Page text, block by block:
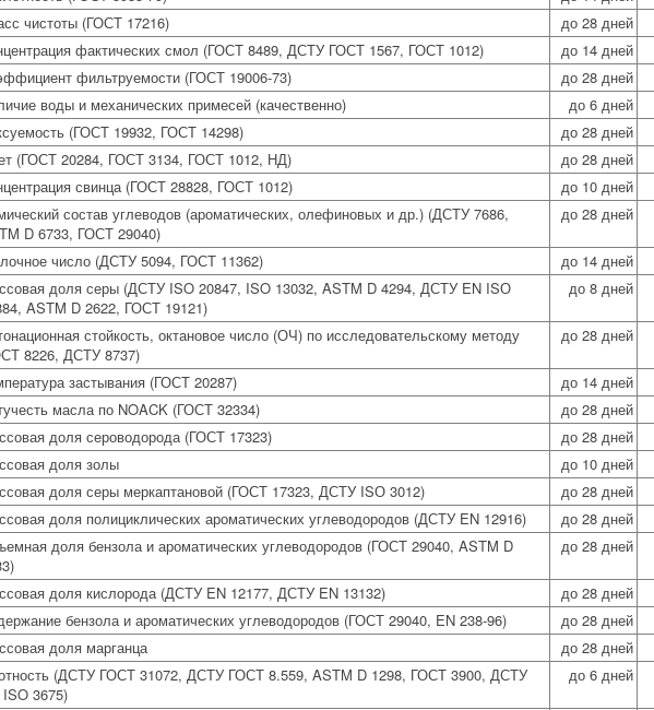
чистоты (ГОСТ 17216)
до 28 дней
фактических смол (ГОСТ 8489, ДСТУ ГОСТ 1567, ГОСТ 1012)
до 14 дней
фильтруемости (ГОСТ 19006-73)
до 28 дней
воды и механических примесей (качественно)
до 6 дней
(ГОСТ 19932, ГОСТ 14298)
до 28 дней
(ГОСТ 20284, ГОСТ 3134, ГОСТ 1012, НД)
до 28 дней
свинца (ГОСТ 28828, ГОСТ 1012)
до 10 дней
состав углеводов (ароматических, олефиновых и др.) (ДСТУ 7686,
D 6733, ГОСТ 29040)
до 28 дней
число (ДСТУ 5094, ГОСТ 11362) до 14 дней
доля серы (ДСТУ ISO 20847, ISO 13032, ASTM D 4294, ДСТУ EN ISО
ASTM D 2622, ГОСТ 19121)
до 8 дней
стойкость, октановое число (ОЧ) по исследовательскому методу
8226, ДСТУ 8737)
до 28 дней
застывания (ГОСТ 20287) до 14 дней
масла по NOACK (ГОСТ 32334)
до 28 дней
доля сероводорода (ГОСТ 17323)
до 28 дней
доля золы
до 10 дней
доля серы меркаптановой (ГОСТ 17323, ДСТУ ISО 3012)
до 28 дней
доля полициклических ароматических углеводородов (ДСТУ EN 12916)
до 28 дней
доля бензола и ароматических углеводородов (ГОСТ 29040, ASTM D
до 28 дней
доля кислорода (ДСТУ EN 12177, ДСТУ EN 13132) до 28 дней
бензола и ароматических углеводородов (ГОСТ 29040, EN 238-96)
до 28 дней
доля марганца
до 28 дней
(ДСТУ ГОСТ 31072, ДСТУ ГОСТ 8.559, ASTM D 1298, ГОСТ 3900, ДСТУ
ISO 3675)
до 6 дней